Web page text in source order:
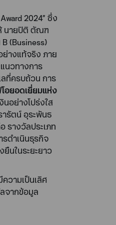
2024” ซึ่ง
นายปิติ ตัณฑ
(Business)
ย่างแท้จริง ภาย
นวทางการ
ที่ครบถ้วน การ
อยอดเยี่ยมแห่ง
อย่างโปร่งใส
ารัตน์ อุระพันธ
รางวัลประเภท
ดำเนินธุรกิจ
นในระยะยาว
วามเป็นเลิศ
จากข้อมูล